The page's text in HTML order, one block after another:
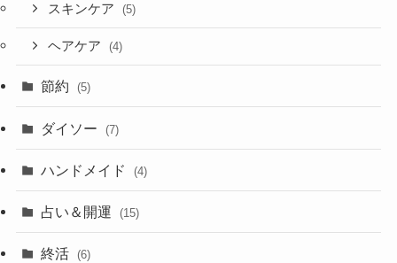
スキンケア (5)
ヘアケア (4)
節約 (5)
ダイソー (7)
ハンドメイド (4)
占い＆開運 (15)
終活 (6)